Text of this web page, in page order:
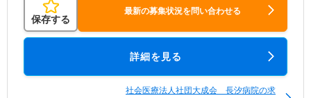
保存する
最新の募集状況を問い合わせる
詳細を見る
社会医療法人社団大成会 長汐病院の求